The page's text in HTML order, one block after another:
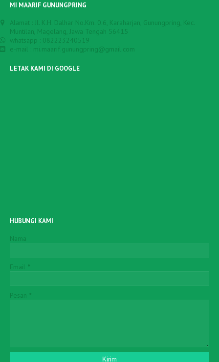
MI MA'ARIF GUNUNGPRING
Alamat : Jl. K.H. Dalhar No.Km. 0.6, Karaharjan, Gunungpring, Kec.
Muntilan, Magelang, Jawa Tengah 56415
whatsapp : 082223240519
e-mail : mi.maarif.gunungpring@gmail.com
LETAK KAMI DI GOOGLE
HUBUNGI KAMI
Nama
Email *
Pesan *